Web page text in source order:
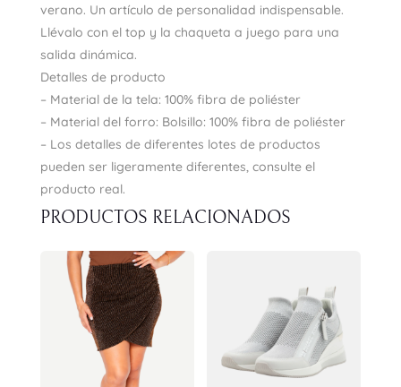
verano. Un artículo de personalidad indispensable.
Llévalo con el top y la chaqueta a juego para una
salida dinámica.
Detalles de producto
– Material de la tela: 100% fibra de poliéster
– Material del forro: Bolsillo: 100% fibra de poliéster
– Los detalles de diferentes lotes de productos
pueden ser ligeramente diferentes, consulte el
producto real.
PRODUCTOS RELACIONADOS